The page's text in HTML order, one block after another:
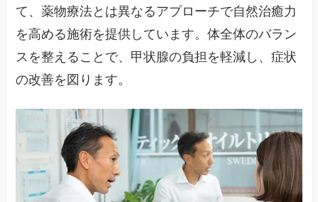
て、薬物療法とは異なるアプローチで自然治癒力
を高める施術を提供しています。体全体のバラン
スを整えることで、甲状腺の負担を軽減し、症状
の改善を図ります。